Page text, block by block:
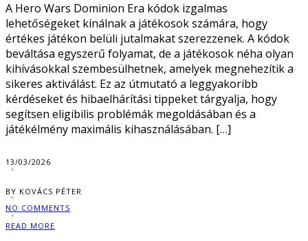
A Hero Wars Dominion Era kódok izgalmas
lehetőségeket kínálnak a játékosok számára, hogy
értékes játékon belüli jutalmakat szerezzenek. A kódok
beváltása egyszerű folyamat, de a játékosok néha olyan
kihívásokkal szembesülhetnek, amelyek megnehezítik a
sikeres aktiválást. Ez az útmutató a leggyakoribb
kérdéseket és hibaelhárítási tippeket tárgyalja, hogy
segítsen eligibilis problémák megoldásában és a
játékélmény maximális kihasználásában. […]
13/03/2026
BY KOVÁCS PÉTER
NO COMMENTS
READ MORE